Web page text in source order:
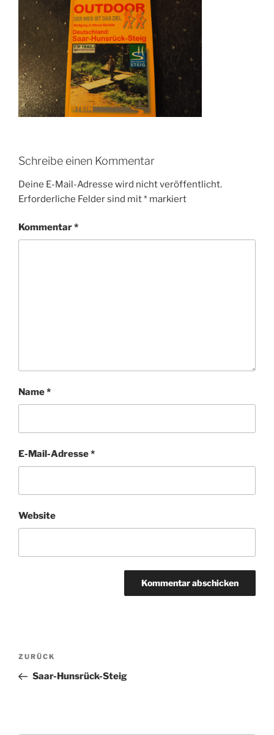
Schreibe einen Kommentar
Deine E-Mail-Adresse wird nicht veröffentlicht.
Erforderliche Felder sind mit* markiert
Kommentar*
Name*
E-Mail-Adresse*
Website
Beitragsnavigation
Vorheriger
Beitrag
ZURÜCK
Saar-Hunsrück-Steig